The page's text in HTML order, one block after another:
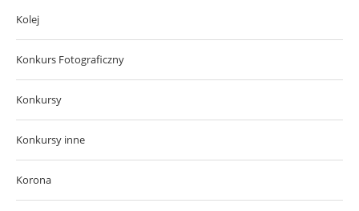
Kolej
Konkurs Fotograficzny
Konkursy
Konkursy inne
Korona